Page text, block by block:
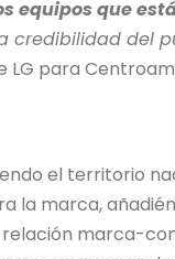
equipos que
credibilidad del
LG para
el territorio
la marca,
marca-